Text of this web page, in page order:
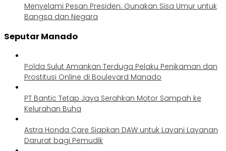
Menyelami Pesan Presiden: Gunakan Sisa Umur untuk
Bangsa dan Negara
Seputar Manado
Polda Sulut Amankan Terduga Pelaku Penikaman dan
Prostitusi Online di Boulevard Manado
PT Bantic Tetap Jaya Serahkan Motor Sampah ke
Kelurahan Buha
Astra Honda Care Siapkan DAW untuk Layani Layanan
Darurat bagi Pemudik